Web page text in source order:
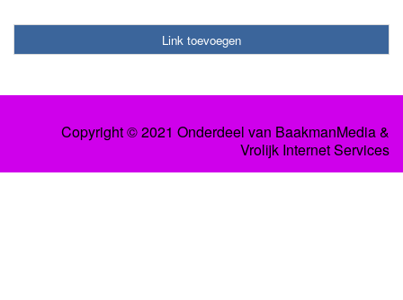
Link toevoegen
Copyright © 2021 Onderdeel van BaakmanMedia&
Vrolijk Internet Services